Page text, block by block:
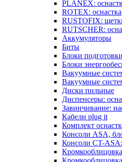
PLANEX:
ROTEX: оснастка
RUSTOFIX:
RUTSCHER:
Аккумуляторы
Биты
Блоки
Блоки
Вакуумные
Вакуумные
Диски пильные
Диспенсеры:
Завинчивание:
Кабели plug it
Комплект
Консоли ASA,
Консоли CT-ASA: